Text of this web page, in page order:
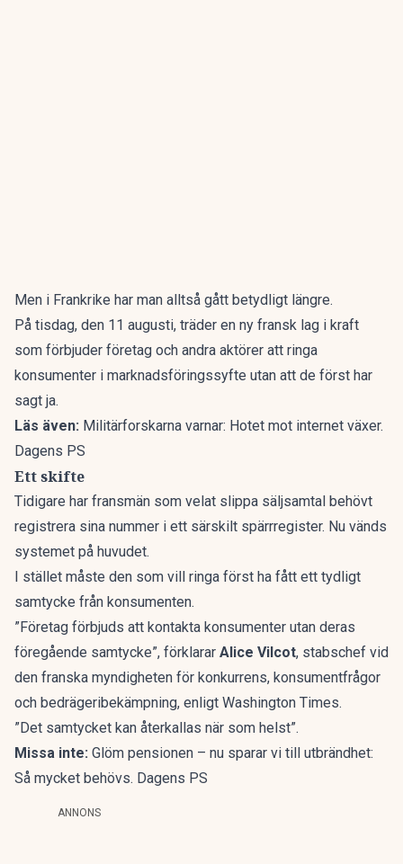
Men i Frankrike har man alltså gått betydligt längre.
På tisdag, den 11 augusti, träder en ny fransk lag i kraft
som förbjuder företag och andra aktörer att ringa
konsumenter i marknadsföringssyfte utan att de först har
sagt ja.
Läs även: Militärforskarna varnar: Hotet mot internet växer.
Dagens PS
Ett skifte
Tidigare har fransmän som velat slippa säljsamtal behövt
registrera sina nummer i ett särskilt spärrregister. Nu vänds
systemet på huvudet.
I stället måste den som vill ringa först ha fått ett tydligt
samtycke från konsumenten.
”Företag förbjuds att kontakta konsumenter utan deras
föregående samtycke”, förklarar Alice Vilcot, stabschef vid
den franska myndigheten för konkurrens, konsumentfrågor
och bedrägeribekämpning, enligt Washington Times.
”Det samtycket kan återkallas när som helst”.
Missa inte: Glöm pensionen – nu sparar vi till utbrändhet:
Så mycket behövs. Dagens PS
ANNONS